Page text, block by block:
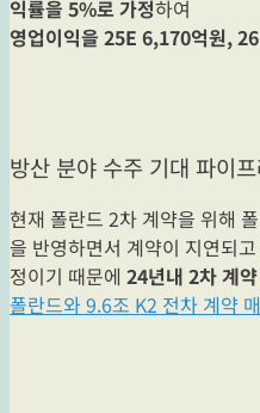
익률을 5%로 가정하여
영업이익을 25E 6,170억원,
방산 분야 수주 기대 파이
현재 폴란드 2차 계약을 위해
을 반영하면서 계약이 지연되
정이기 때문에 24년내 2차 계
폴란드와 9.6조 K2 전차 계약